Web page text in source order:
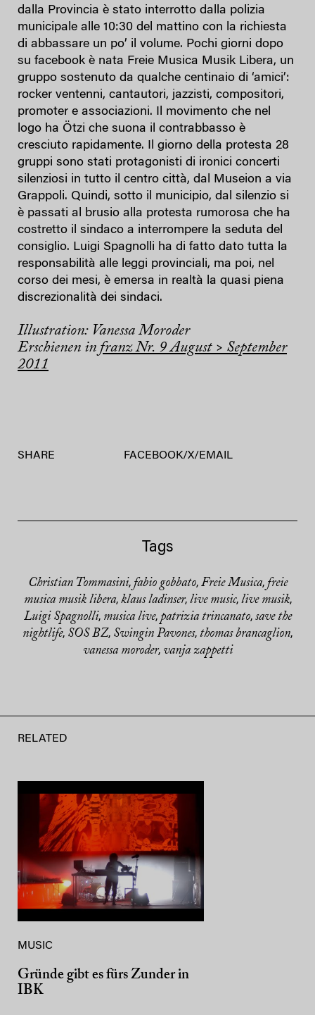
dalla Provincia è stato interrotto dalla polizia
municipale alle 10:30 del mattino con la richiesta
di abbassare un po’ il volume. Pochi giorni dopo
su facebook è nata Freie Musica Musik Libera, un
gruppo sostenuto da qualche centinaio di ‘amici’:
rocker ventenni, cantautori, jazzisti, compositori,
promoter e associazioni. Il movimento che nel
logo ha Ötzi che suona il contrabbasso è
cresciuto rapidamente. Il giorno della protesta 28
gruppi sono stati protagonisti di ironici concerti
silenziosi in tutto il centro città, dal Museion a via
Grappoli. Quindi, sotto il municipio, dal silenzio si
è passati al brusio alla protesta rumorosa che ha
costretto il sindaco a interrompere la seduta del
consiglio. Luigi Spagnolli ha di fatto dato tutta la
responsabilità alle leggi provinciali, ma poi, nel
corso dei mesi, è emersa in realtà la quasi piena
discrezionalità dei sindaci.
Illustration: Vanessa Moroder
Erschienen in franz Nr. 9 August > September
2011
SHARE FACEBOOK/X/ EMAIL
Tags
Christian Tommasini, fabio gobbato, Freie Musica, freie
musica musik libera, klaus ladinser, live music, live musik,
Luigi Spagnolli, musica live, patrizia trincanato, save the
nightlife, SOS BZ, Swingin Pavones, thomas brancaglion,
vanessa moroder, vanja zappetti
RELATED
MUSIC
Gründe gibt es fürs Zunder in
IBK